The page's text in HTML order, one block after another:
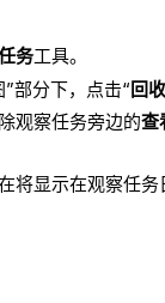
务工具。
部分下，点击“回
观察任务旁边的查
将显示在观察任务